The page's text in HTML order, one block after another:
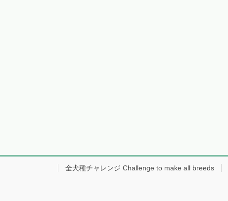
全犬種チャレンジ Challenge to make all breeds